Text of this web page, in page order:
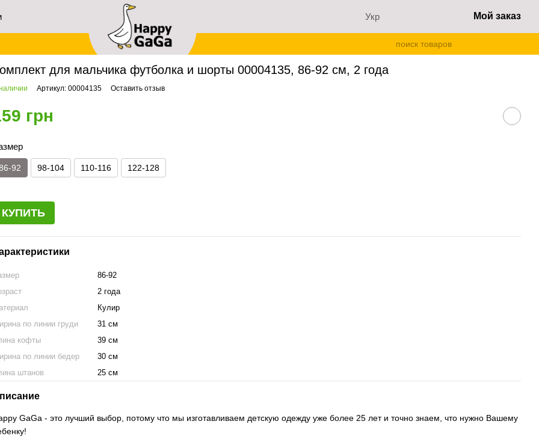
Укр Мой заказ
Комплекты летней одежды Комплект для мальчика футболка и шорты 00004135, 86-92 см, 2 года
для мальчика футболка и шорты 00004135, 86-92 см, 2 года
Артикул: 00004135 Оставить отзыв
грн
92 98-104 110-116 122-128
КУПИТЬ
86-92
2 года
Кулир
по линии груди
31 см
кофты
39 см
по линии бедер
30 см
штанов
25 см
GaGa - это лучший выбор, потому что мы изготавливаем детскую одежду уже более 25 лет и точно знаем, что нужно Вашему